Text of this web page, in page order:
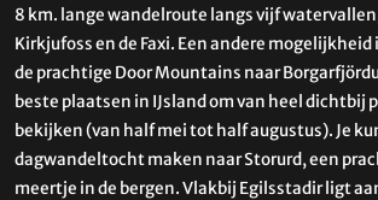
8 km. lange wandelroute langs vijf
Kirkjufoss en de Faxi. Een andere
de prachtige Door Mountains naar
beste plaatsen in IJsland om van heel dichtbij
bekijken (van half mei tot half augustus). Je
dagwandeltocht maken naar Storurd, een
meertje in de bergen. Vlakbij Egilsstadir ligt